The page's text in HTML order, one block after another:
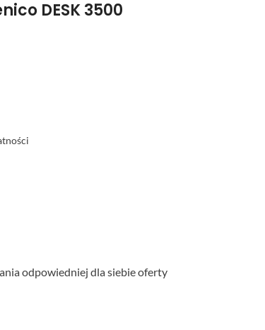
DESK 3500
odpowiedniej dla siebie oferty